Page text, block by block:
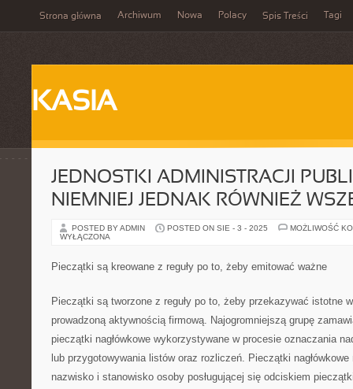
Strona główna Archiwum Nowa Polacy Spis Treści Tagi
KASIA
JEDNOSTKI ADMINISTRACJI
NIEMNIEJ JEDNAK RÓWNIEŻ
POSTED BY ADMIN POSTED ON SIE - 3 - 2025
MOŻLIWOŚĆ
WYŁĄCZONA
Pieczątki są kreowane z reguły po to, żeby emitować ważne
Pieczątki są tworzone z reguły po to, żeby przekazywać istotne
prowadzoną aktywnością firmową. Najogromniejszą grupę
pieczątki nagłówkowe wykorzystywane w procesie oznaczania
lub przygotowywania listów oraz rozliczeń. Pieczątki
nazwisko i stanowisko osoby posługującej się odciskiem